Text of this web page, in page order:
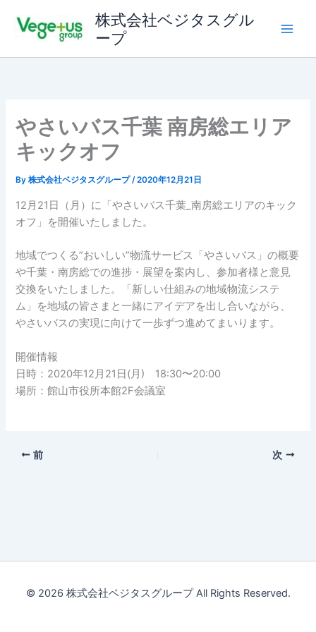
ス
株式会社ベジタスグル
ープ
やさいバス千葉 南房総エリア
キックオフ
By株式会社ベジタスグループ/2020年12月21日
12月21日（月）に「やさいバス千葉_南房総エリアのキック
オフ」を開催いたしました。
地域でつくる”おいしい”物流サービス「やさいバス」の概要
や千葉・南房総での進捗・展望を案内し、参加者様と意見
交換をいたしました。「新しい仕組みの地域物流システ
ム」を地域の皆さまと一緒にアイデアを出し合いながら、
やさいバスの実現に向けて一歩ずつ進めてまいります。
開催情報
日時：2020年12月21日(月) 18:30〜20:00
場所：館山市役所本館2F会議室
前 次
© 2026 株式会社ベジタスグループ All Rights Reserved.